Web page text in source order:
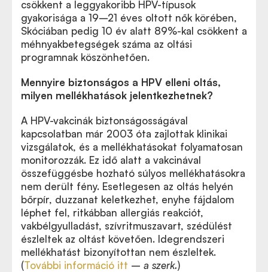
csökkent a leggyakoribb HPV-típusok
gyakorisága a 19–21 éves oltott nők körében,
Skóciában pedig 10 év alatt 89%-kal csökkent a
méhnyakbetegségek száma az oltási
programnak köszönhetően.
Mennyire biztonságos a HPV elleni oltás,
milyen mellékhatások jelentkezhetnek?
A HPV-vakcinák biztonságosságával
kapcsolatban már 2003 óta zajlottak klinikai
vizsgálatok, és a mellékhatásokat folyamatosan
monitorozzák. Ez idő alatt a vakcinával
összefüggésbe hozható súlyos mellékhatásokra
nem derült fény. Esetlegesen az oltás helyén
bőrpír, duzzanat keletkezhet, enyhe fájdalom
léphet fel, ritkábban allergiás reakciót,
vakbélgyulladást, szívritmuszavart, szédülést
észleltek az oltást követően. Idegrendszeri
mellékhatást bizonyítottan nem észleltek.
(További információ itt – a szerk.)